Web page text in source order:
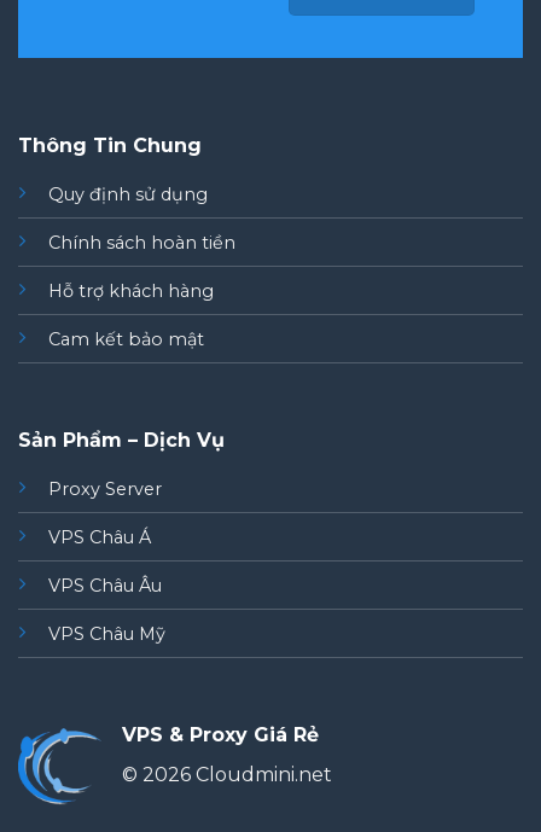
Thông Tin Chung
Quy định sử dụng
Chính sách hoàn tiền
Hỗ trợ khách hàng
Cam kết bảo mật
Sản Phẩm – Dịch Vụ
Proxy Server
VPS Châu Á
VPS Châu Âu
VPS Châu Mỹ
VPS & Proxy Giá Rẻ
© 2026 Cloudmini.net